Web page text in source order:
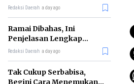
Ternyata Tetap Bisa!
Redaksi Daerah a day ago
Ramai Dibahas, Ini
Penjelasan Lengkap
tentang Konsep Kabinet
Redaksi Daerah a day ago
Tak Cukup Serbabisa,
Begini Cara Menemukan